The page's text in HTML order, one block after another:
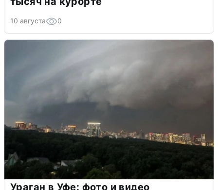
10 августа 0
Ураган в Уфе: фото и видео